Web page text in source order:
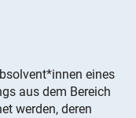
eines
aus dem Bereich
werden, deren